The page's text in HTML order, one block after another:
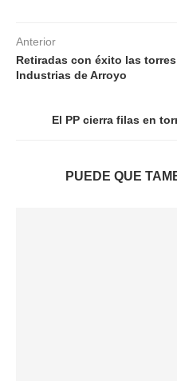
Anterior
Retiradas con éxito las
Industrias de Arroyo
El PP cierra filas en
PUEDE QUE